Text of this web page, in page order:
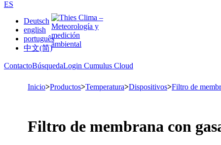
ES
Deutsch
english
português
中文(简)
ContactoBúsquedaLogin Cumulus Cloud
Inicio>Productos>Temperatura>Dispositivos>Filtro de
Filtro de membrana con